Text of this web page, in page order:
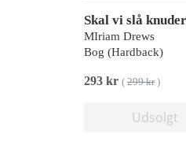
MIriam Drews
Bog (Hardback)
293 kr ( 299 kr)
Udsolgt